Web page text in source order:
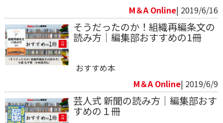
M＆A Online| 2019/6/16
そうだったのか！組織再編条文の
読み方｜編集部おすすめの1冊
おすすめ本
M＆A Online| 2019/6/9
芸人式 新聞の読み方｜編集部おす
すめの１冊